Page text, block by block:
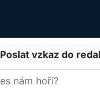
Poslat vzkaz do